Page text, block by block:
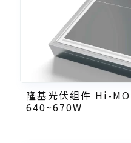
隆基光伏组件 Hi-
640~670W